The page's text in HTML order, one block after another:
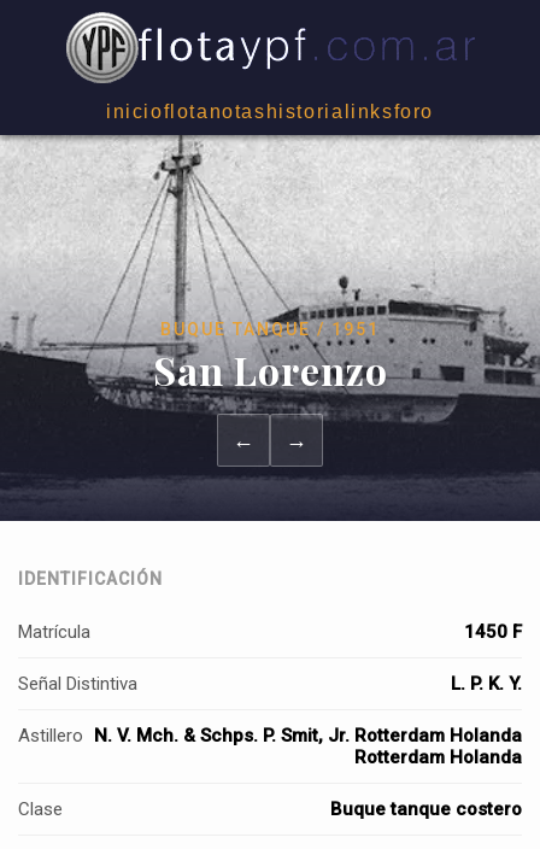
inicioflota notas historia linksforo
BUQUE TANQUE / 1951
San Lorenzo
← →
IDENTIFICACIÓN
Matrícula 1450 F
Señal Distintiva L. P. K. Y.
Astillero
N. V. Mch. & Schps. P. Smit, Jr. Rotterdam Holanda
Rotterdam Holanda
Clase Buque tanque costero